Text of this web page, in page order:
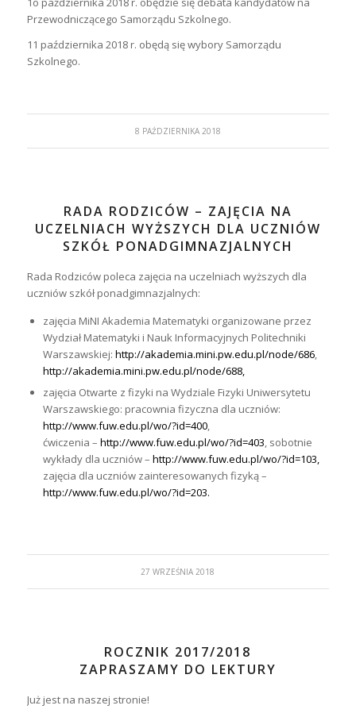
Przewodniczącego Samorządu Szkolnego.
11 października 2018 r. obędą się wybory Samorządu
Szkolnego.
8 PAŹDZIERNIKA 2018
RADA RODZICÓW – ZAJĘCIA NA
UCZELNIACH WYŻSZYCH DLA UCZNIÓW
SZKÓŁ PONADGIMNAZJALNYCH
Rada Rodziców poleca zajęcia na uczelniach wyższych dla
uczniów szkół ponadgimnazjalnych:
zajęcia MiNI Akademia Matematyki organizowane przez
Wydział Matematyki i Nauk Informacyjnych Politechniki
Warszawskiej: http://akademia.mini.pw.edu.pl/node/686,
http://akademia.mini.pw.edu.pl/node/688,
zajęcia Otwarte z fizyki na Wydziale Fizyki Uniwersytetu
Warszawskiego: pracownia fizyczna dla uczniów:
http://www.fuw.edu.pl/wo/?id=400,
ćwiczenia – http://www.fuw.edu.pl/wo/?id=403, sobotnie
wykłady dla uczniów – http://www.fuw.edu.pl/wo/?id=103,
zajęcia dla uczniów zainteresowanych fizyką –
http://www.fuw.edu.pl/wo/?id=203.
27 WRZEŚNIA 2018
ROCZNIK 2017/2018
ZAPRASZAMY DO LEKTURY
Już jest na naszej stronie!